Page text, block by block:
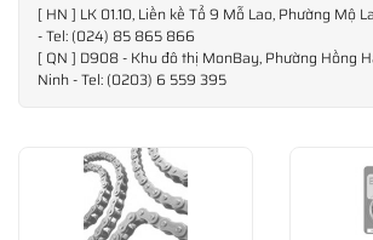
[ HN ] LK 01.10, Liền kề Tổ 9 Mỗ Lao, Phường Mộ
- Tel: (024) 85 865 866
[ QN ] D908 - Khu đô thị MonBay, Phường Hồng
Ninh - Tel: (0203) 6 559 395